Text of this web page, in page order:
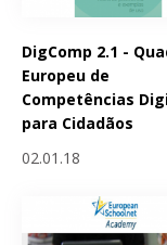
DigComp 2.1 -
Europeu de
Competências
para Cidadãos
02.01.18